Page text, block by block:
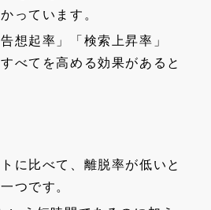
っています。
想起率」「検索上昇率」
べてを高める効果があると
に比べて、離脱率が低いと
つです。